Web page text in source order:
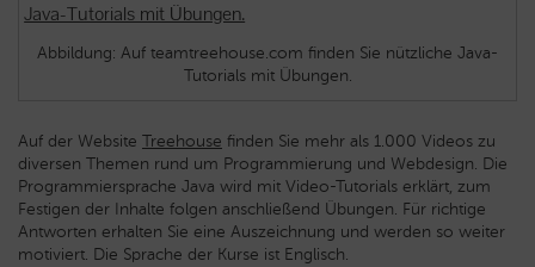
Abbildung: Auf teamtreehouse.com finden Sie nützliche Java-
Tutorials mit Übungen.
Auf der Website Treehouse finden Sie mehr als 1.000 Videos zu
diversen Themen rund um Programmierung und Webdesign. Die
Programmiersprache Java wird mit Video-Tutorials erklärt, zum
Festigen der Inhalte folgen anschließend Übungen. Für richtige
Antworten erhalten Sie eine Auszeichnung und werden so weiter
motiviert. Die Sprache der Kurse ist Englisch.